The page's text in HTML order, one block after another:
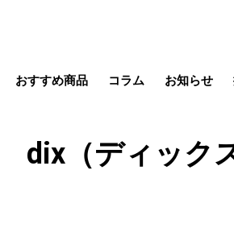
茂原店
おすすめ商品 コラム お知らせ
dix（ディック